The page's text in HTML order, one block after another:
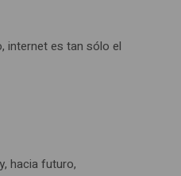
internet es tan sólo el
hacia futuro,